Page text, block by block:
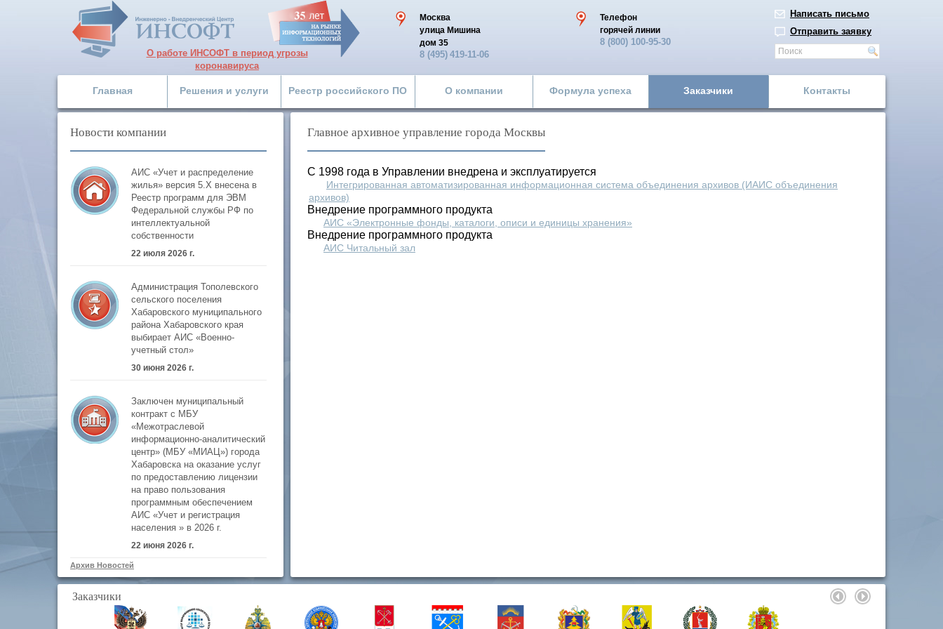
О работе ИНСОФТ в период угрозы
коронавируса
Москва
улица Мишина
дом 35
8 (495) 419-11-06
Телефон
горячей линии
8 (800) 100-95-30
Написать письмо
Отправить заявку
Главная Решения и услуги Реестр российского ПО О компании Формула успеха Заказчики Контакты
Новости компании
АИС «Учет и распределение
жилья» версия 5.Х внесена в
Реестр программ для ЭВМ
Федеральной службы РФ по
интеллектуальной
собственности
22 июля 2026 г.
Администрация Тополевского
сельского поселения
Хабаровского муниципального
района Хабаровского края
выбирает АИС «Военно-
учетный стол»
30 июня 2026 г.
Заключен муниципальный
контракт с МБУ
«Межотраслевой
информационно-аналитический
центр» (МБУ «МИАЦ») города
Хабаровска на оказание услуг
по предоставлению лицензии
на право пользования
программным обеспечением
АИС «Учет и регистрация
населения » в 2026 г.
22 июня 2026 г.
Архив Новостей
Главное архивное управление города Москвы
С 1998 года в Управлении внедрена и эксплуатируется
Интегрированная автоматизированная информационная система объединения архивов (ИАИС объединения
архивов)
Внедрение программного продукта
АИС «Электронные фонды, каталоги, описи и единицы хранения»
Внедрение программного продукта
АИС Читальный зал
Заказчики